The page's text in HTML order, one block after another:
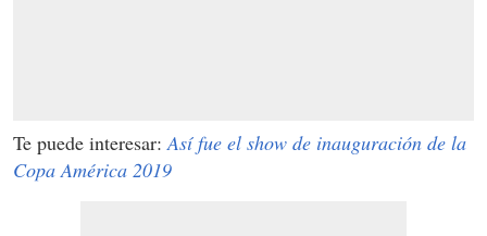
Te puede interesar: Así fue el show de inauguración de la
Copa América 2019